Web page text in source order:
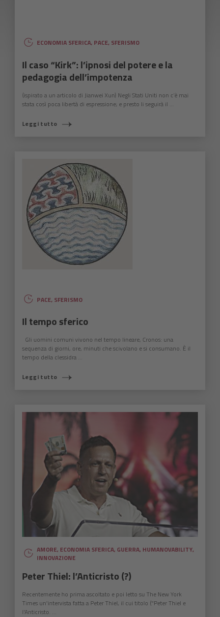
ECONOMIA SFERICA, PACE, SFERISMO
Il caso “Kirk”: l’ipnosi del potere e la
pedagogia dell’impotenza
(ispirato a un articolo di Jianwei Xun) Negli Stati Uniti non c’è mai
stata così poca libertà di espressione; e presto li seguirà il ...
Leggi tutto
PACE, SFERISMO
Il tempo sferico
Gli uomini comuni vivono nel tempo lineare, Cronos: una
sequenza di giorni, ore, minuti che scivolano e si consumano. È il
tempo della clessidra ...
Leggi tutto
AMORE, ECONOMIA SFERICA, GUERRA, HUMANOVABILITY,
INNOVAZIONE
Peter Thiel: l’Anticristo (?)
Recentemente ho prima ascoltato e poi letto su The New York
Times un'intervista fatta a Peter Thiel, il cui titolo ("Peter Thiel e
l'Anticristo. ...